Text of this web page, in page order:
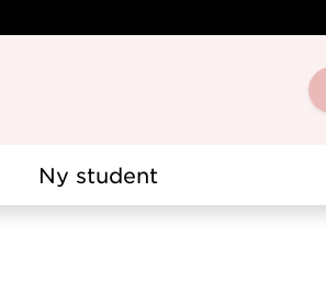
Ny student